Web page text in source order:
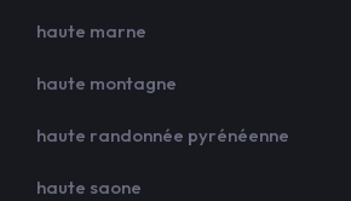
haute marne
haute montagne
haute randonnée pyrénéenne
haute saone